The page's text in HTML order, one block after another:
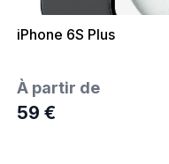
iPhone 6S Plus
À partir de
59 €